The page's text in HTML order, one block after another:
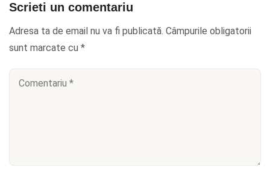
Scrieti un comentariu
Adresa ta de email nu va fi publicată. Câmpurile obligatorii
sunt marcate cu *